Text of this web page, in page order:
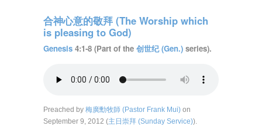
合神心意的敬拜 (The Worship which
is pleasing to God)
Genesis 4:1-8 (Part of the 创世纪 (Gen.) series).
Preached by 梅廣勳牧師 (Pastor Frank Mui) on
September 9, 2012 (主日崇拜 (Sunday Service)).